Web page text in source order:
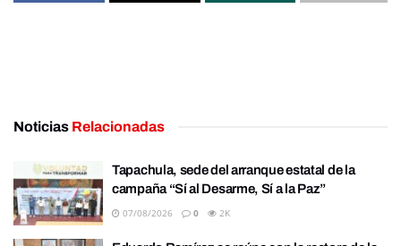
Noticias Relacionadas
Tapachula, sede del arranque estatal de la
campaña “Sí al Desarme, Sí a la Paz”
07/08/2026 0 2K